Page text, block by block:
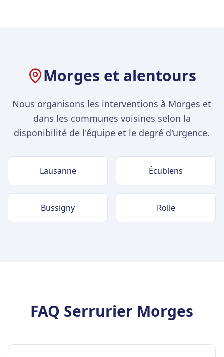
Morges et alentours
Nous organisons les interventions à Morges et
dans les communes voisines selon la
disponibilité de l'équipe et le degré d'urgence.
Lausanne Écublens
Bussigny Rolle
FAQ Serrurier Morges